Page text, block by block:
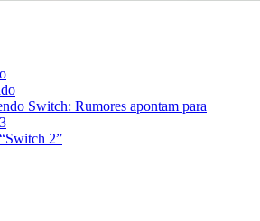
Switch: Rumores apontam para
2”